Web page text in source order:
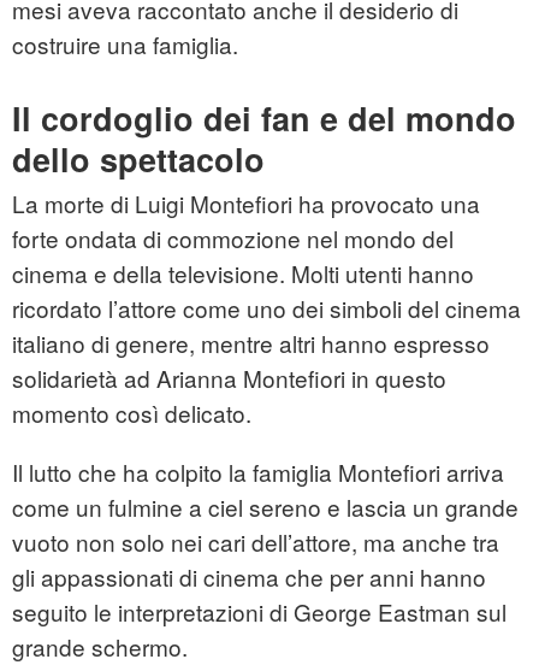
mesi aveva raccontato anche il desiderio di
costruire una famiglia.
Il cordoglio dei fan e del mondo
dello spettacolo
La morte di Luigi Montefiori ha provocato una
forte ondata di commozione nel mondo del
cinema e della televisione. Molti utenti hanno
ricordato l’attore come uno dei simboli del cinema
italiano di genere, mentre altri hanno espresso
solidarietà ad Arianna Montefiori in questo
momento così delicato.
Il lutto che ha colpito la famiglia Montefiori arriva
come un fulmine a ciel sereno e lascia un grande
vuoto non solo nei cari dell’attore, ma anche tra
gli appassionati di cinema che per anni hanno
seguito le interpretazioni di George Eastman sul
grande schermo.